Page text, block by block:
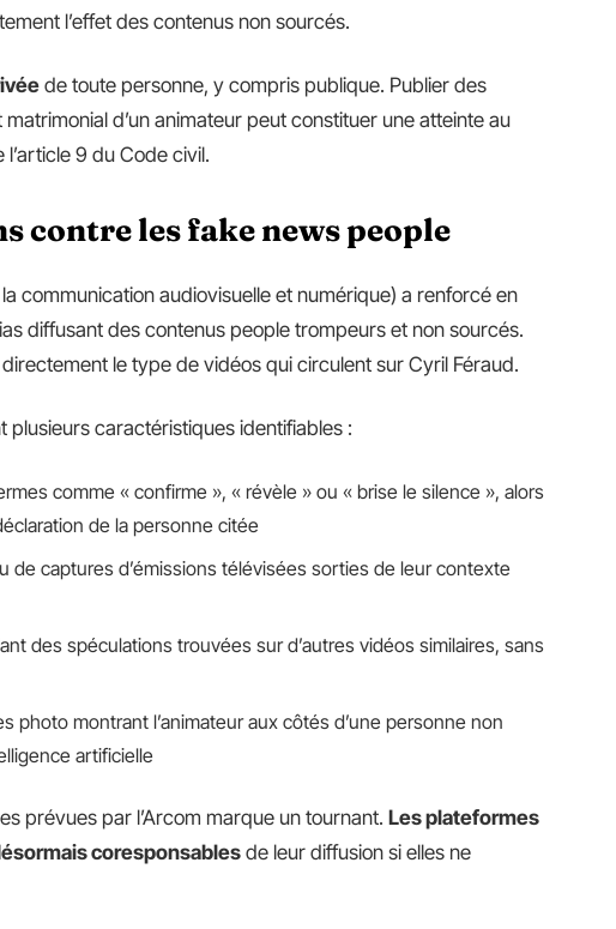
l’effet des contenus non sourcés.
de toute personne, y compris publique. Publier des
d’un animateur peut constituer une atteinte au
9 du Code civil.
contre les fake news people
communication audiovisuelle et numérique) a renforcé en
diffusant des contenus people trompeurs et non sourcés.
le type de vidéos qui circulent sur Cyril Féraud.
caractéristiques identifiables :
comme « confirme », « révèle » ou « brise le silence », alors
de la personne citée
de captures d’émissions télévisées sorties de leur contexte
des spéculations trouvées sur d’autres vidéos similaires, sans
photo montrant l’animateur aux côtés d’une personne non
artificielle
prévues par l’Arcom marque un tournant. Les plateformes
coresponsables de leur diffusion si elles ne